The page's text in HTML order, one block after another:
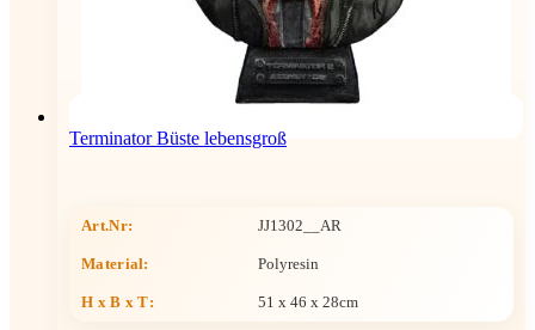
Terminator Büste lebensgroß
Art.Nr: JJ1302__AR
Material: Polyresin
H x B x T: 51 x 46 x 28cm